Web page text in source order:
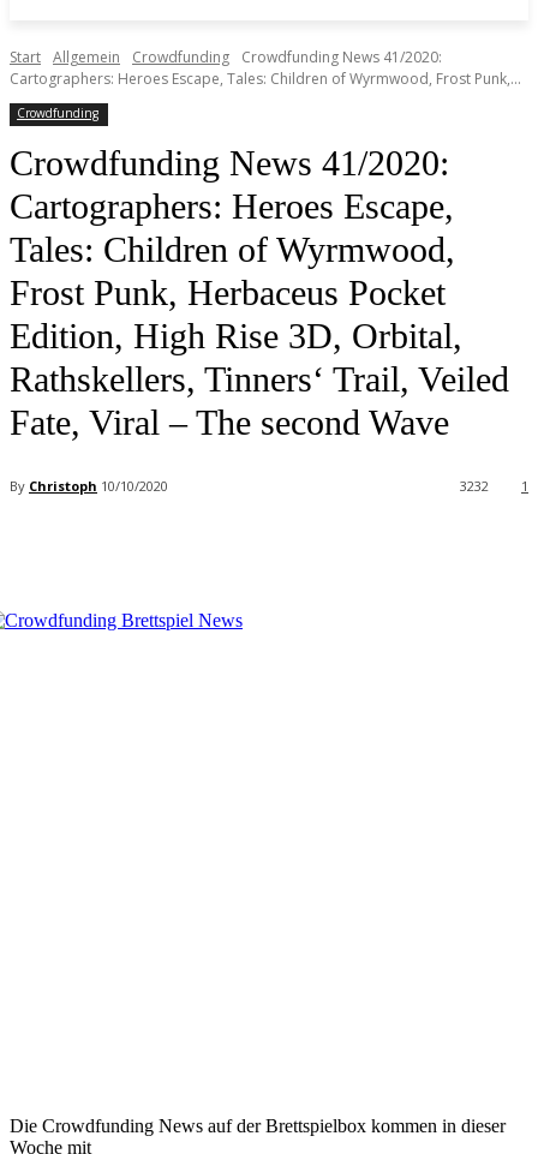
Start Allgemein Crowdfunding
Crowdfunding News 41/2020:
Cartographers: Heroes Escape, Tales: Children of Wyrmwood, Frost Punk,...
Crowdfunding
Crowdfunding News 41/2020:
Cartographers: Heroes Escape,
Tales: Children of Wyrmwood,
Frost Punk, Herbaceus Pocket
Edition, High Rise 3D, Orbital,
Rathskellers, Tinners‘ Trail, Veiled
Fate, Viral – The second Wave
By Christoph 10/10/2020 1
3232
Die Crowdfunding News auf der Brettspielbox kommen in dieser
Woche mit